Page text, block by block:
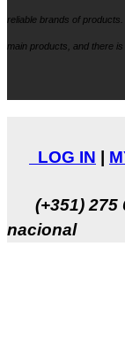
reliable brands of
main products, and there
LOG IN
(+351) 275
nacional